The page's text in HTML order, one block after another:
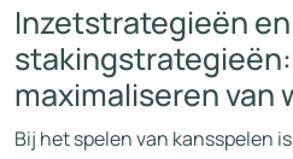
Inzetstrategieën en
maximaliseren van
Bij het spelen van kansspelen